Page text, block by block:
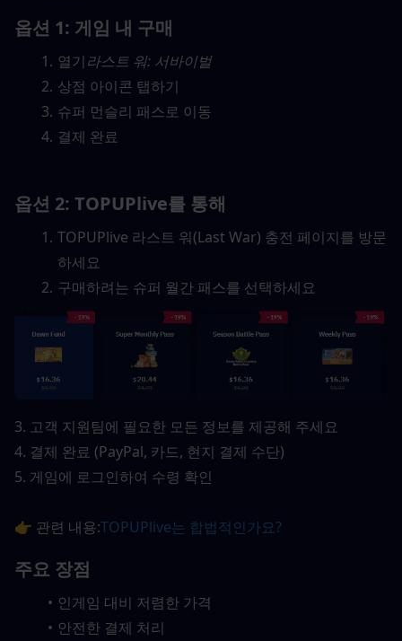
옵션 1: 게임 내 구매
열기라스트 워: 서바이벌
상점 아이콘 탭하기
슈퍼 먼슬리 패스로 이동
결제 완료
옵션 2: TOPUPlive를 통해
TOPUPlive 라스트 워(Last War) 충전 페이지를 방문
하세요
구매하려는 슈퍼 월간 패스를 선택하세요
3. 고객 지원팀에 필요한 모든 정보를 제공해 주세요
4. 결제 완료 (PayPal, 카드, 현지 결제 수단)
5. 게임에 로그인하여 수령 확인
👉 관련 내용:TOPUPlive는 합법적인가요?
주요 장점
인게임 대비 저렴한 가격
안전한 결제 처리